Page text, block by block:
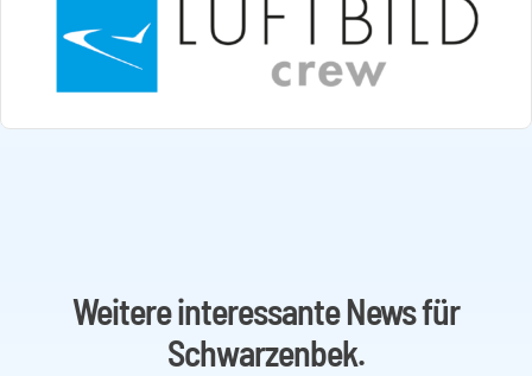
Weitere interessante News für
Schwarzenbek.